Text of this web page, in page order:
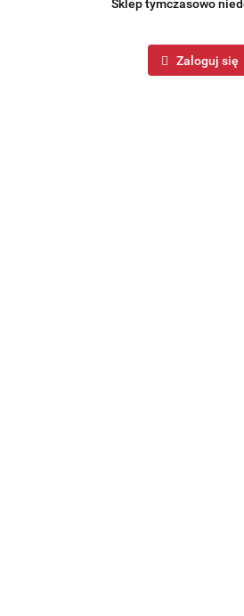
Sklep tymczasowo
Zaloguj się